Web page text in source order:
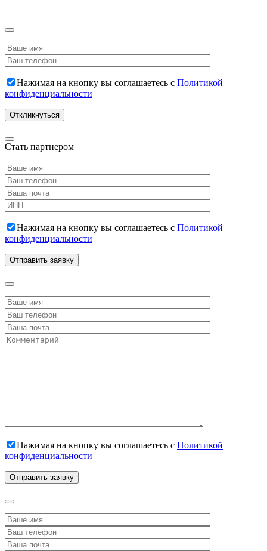
Нажимая на кнопку вы соглашаетесь с Политикой
конфиденциальности
Стать партнером
Нажимая на кнопку вы соглашаетесь с Политикой
конфиденциальности
Нажимая на кнопку вы соглашаетесь с Политикой
конфиденциальности